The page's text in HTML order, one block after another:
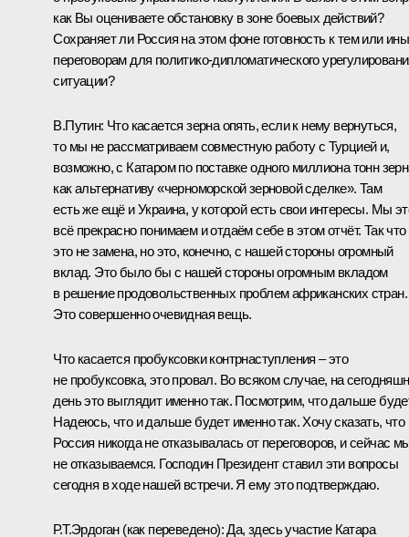
как Вы оцениваете обстановку в зоне боевых действий?
Сохраняет ли Россия на этом фоне готовность к тем или
переговорам для политико-дипломатического
ситуации?
В.Путин: Что касается зерна опять, если к нему вернуться,
то мы не рассматриваем совместную работу с Турцией и,
возможно, с Катаром по поставке одного миллиона тонн
как альтернативу «черноморской зерновой сделке». Там
есть же ещё и Украина, у которой есть свои интересы. Мы
всё прекрасно понимаем и отдаём себе в этом отчёт. Так что
это не замена, но это, конечно, с нашей стороны огромный
вклад. Это было бы с нашей стороны огромным вкладом
в решение продовольственных проблем африканских стран.
Это совершенно очевидная вещь.
Что касается пробуксовки контрнаступления – это
не пробуксовка, это провал. Во всяком случае, на
день это выглядит именно так. Посмотрим, что дальше
Надеюсь, что и дальше будет именно так. Хочу сказать, что
Россия никогда не отказывалась от переговоров, и сейчас
не отказываемся. Господин Президент ставил эти вопросы
сегодня в ходе нашей встречи. Я ему это подтверждаю.
Р.Т.Эрдоган (как переведено):Да, здесь участие Катара